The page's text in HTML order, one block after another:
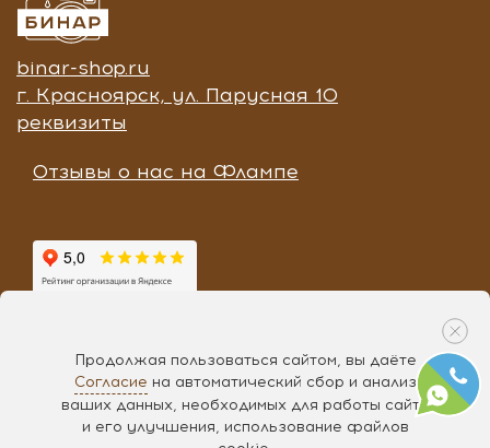
ЗАПРОСИТЬ ПОД ЗАКАЗ
binar-shop.ru
г. Красноярск, ул. Парусная 10
реквизиты
Отзывы о нас на Флампе
Разработка « Чипса», 2017
Продолжая пользоваться сайтом, вы даёте
Согласие на автоматический сбор и анализ
ваших данных, необходимых для работы сайта
и его улучшения, использование файлов